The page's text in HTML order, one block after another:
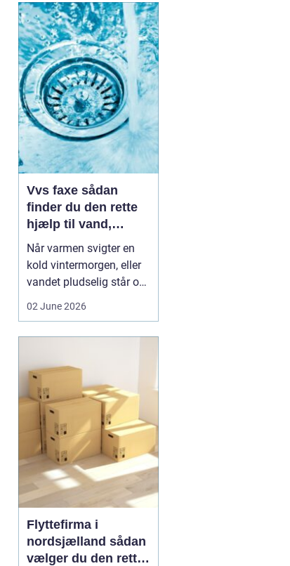
mod Baltikum, Ukraine
og resten af regionen for
at finde nye kunder og
leverandører. Men v...
Vvs faxe sådan
finder du den rette
hjælp til vand,
varme og sanitet
Når varmen svigter en
kold vintermorgen, eller
vandet pludselig står op
installatører en central
rolle i hverdagen, selv
om vi sjældent tænker
over det. Gennemgang
af varmea...
02 June 2026
Flyttefirma i
nordsjælland sådan
vælger du den rette